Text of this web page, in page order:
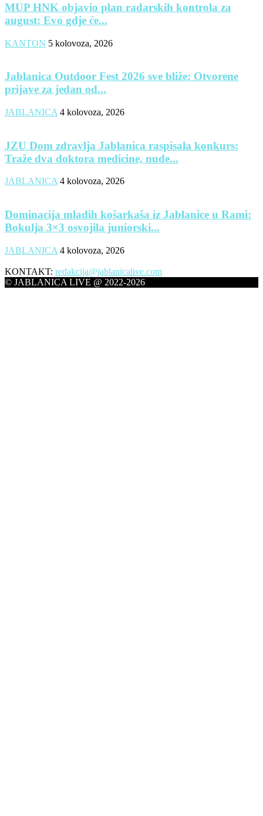
MUP HNK objavio plan radarskih kontrola za
august: Evo gdje će...
KANTON 5 kolovoza, 2026
Jablanica Outdoor Fest 2026 sve bliže: Otvorene
prijave za jedan od...
JABLANICA 4 kolovoza, 2026
JZU Dom zdravlja Jablanica raspisala konkurs:
Traže dva doktora medicine, nude...
JABLANICA 4 kolovoza, 2026
Dominacija mladih košarkaša iz Jablanice u Rami:
Bokulja 3×3 osvojila juniorski...
JABLANICA 4 kolovoza, 2026
KONTAKT: redakcija@jablanicalive.com
© JABLANICA LIVE @ 2022-2026